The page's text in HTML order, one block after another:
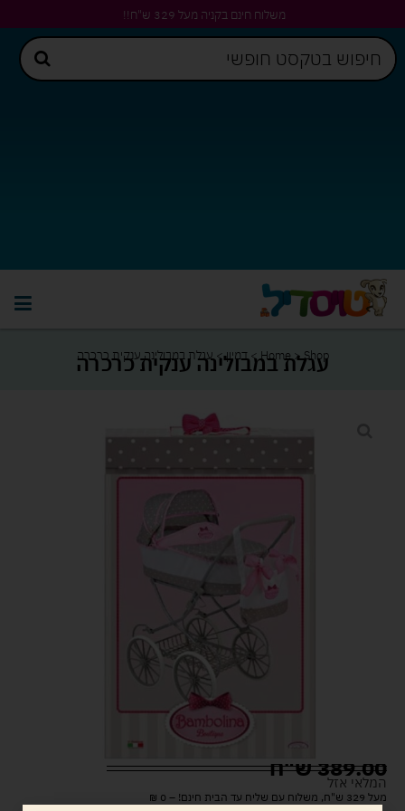
משלוח חינם בקניה מעל 329 ש"ח!!
Home>Shop
>דמיון>עגלת במבולינה ענקית כרכרה
עגלת במבולינה ענקית כרכרה
389.00ש"ח
המלאי אזל
מעל 329 ש"ח, משלוח עם שליח עד הבית חינם! – 0 ₪